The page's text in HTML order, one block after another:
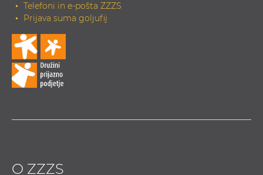
Telefoni in e-pošta ZZZS
Prijava suma goljufij
O ZZZS